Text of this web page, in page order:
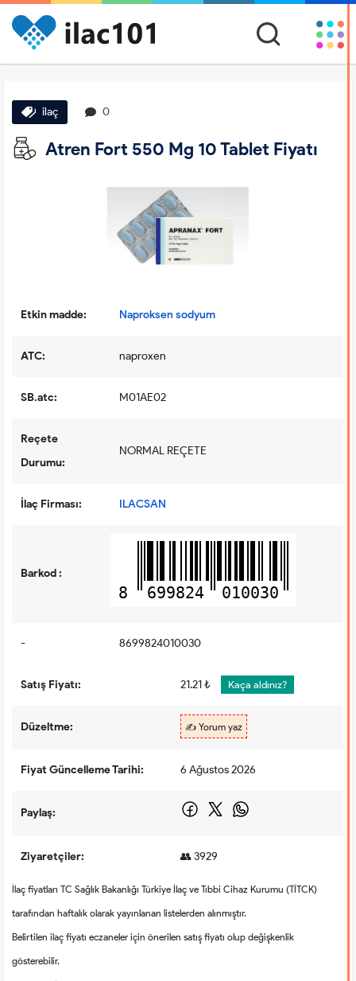
ilaç 0
Atren Fort 550 Mg 10 Tablet Fiyatı
Etkin madde: Naproksen sodyum
ATC: naproxen
SB.atc: M01AE02
Reçete
Durumu:
NORMAL REÇETE
İlaç Firması: ILACSAN
Barkod :
8 699824 010030
- 8699824010030
Satış Fiyatı: 21.21 ₺ Kaça aldınız?
Düzeltme: ✍️ Yorum yaz
Fiyat Güncelleme Tarihi: 6 Ağustos 2026
Paylaş:
Ziyaretçiler: 👥 3929
İlaç fiyatları TC Sağlık Bakanlığı Türkiye İlaç ve Tıbbi Cihaz Kurumu (TİTCK)
tarafından haftalık olarak yayınlanan listelerden alınmıştır.
Belirtilen ilaç fiyatı eczaneler için önerilen satış fiyatı olup değişkenlik
gösterebilir.